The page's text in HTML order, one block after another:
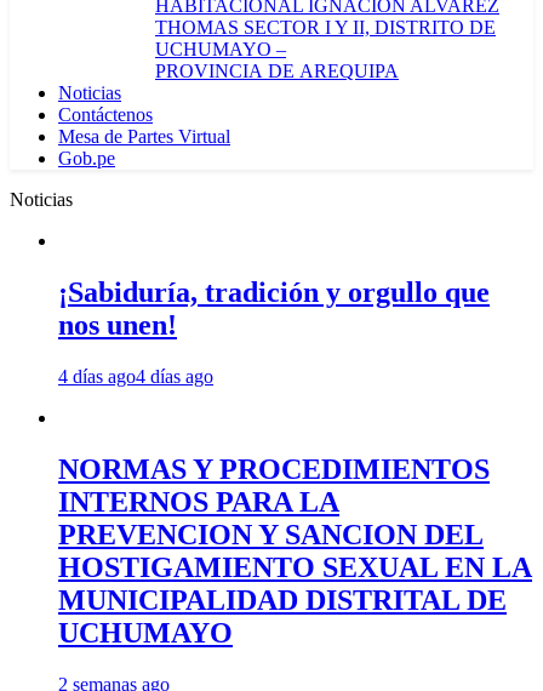
HABITACIONAL IGNACION ALVAREZ
THOMAS SECTOR I Y II, DISTRITO DE
UCHUMAYO –
PROVINCIA DE AREQUIPA
Noticias
Contáctenos
Mesa de Partes Virtual
Gob.pe
Noticias
¡Sabiduría, tradición y orgullo que
nos unen!
4 días ago4 días ago
NORMAS Y PROCEDIMIENTOS
INTERNOS PARA LA
PREVENCION Y SANCION DEL
HOSTIGAMIENTO SEXUAL EN LA
MUNICIPALIDAD DISTRITAL DE
UCHUMAYO
2 semanas ago